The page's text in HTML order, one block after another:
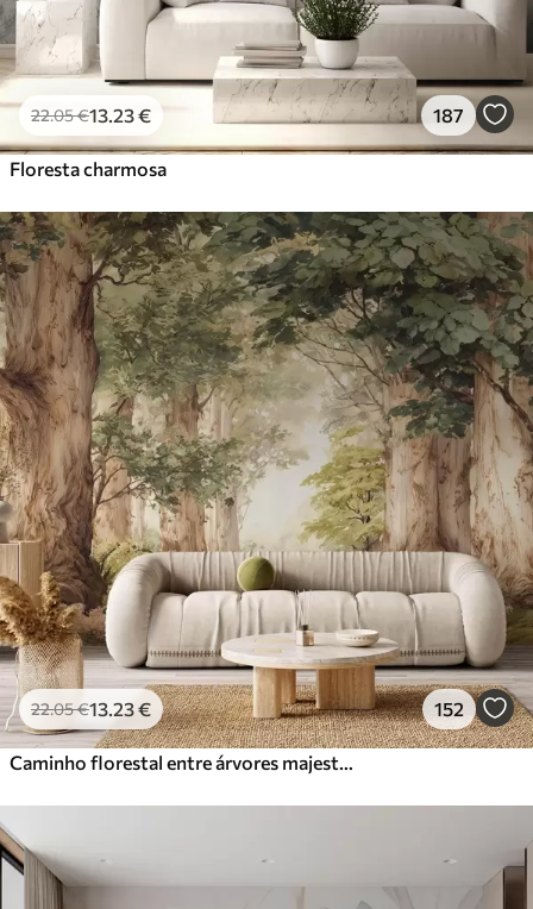
22.05€13 .23€ 187
Floresta charmosa
22.05€13 .23€ 152